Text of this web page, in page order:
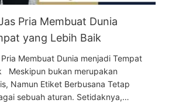
Pria Membuat Dunia
yang Lebih Baik
Membuat Dunia menjadi Tempat
Meskipun bukan merupakan
Namun Etiket Berbusana Tetap
sebuah aturan. Setidaknya,…